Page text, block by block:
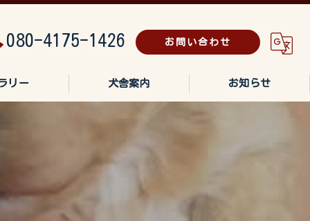
080-4175-1426 お問い合わせ
リー 犬舎案内 お知らせ